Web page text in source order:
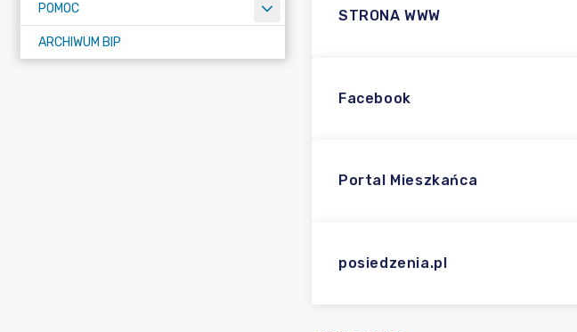
POMOC
ARCHIWUM BIP
STRONA WWW
Facebook
Portal Mieszkańca
posiedzenia.pl